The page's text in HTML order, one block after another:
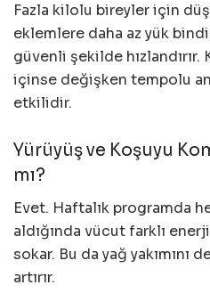
Fazla kilolu bireyler için
eklemlere daha az yük
güvenli şekilde hızlandırır.
içinse değişken tempolu
etkilidir.
Yürüyüş ve Koşuyu
mı?
Evet. Haftalık programda
aldığında vücut farklı
sokar. Bu da yağ yakımını
artırır.